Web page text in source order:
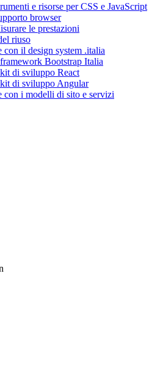
e risorse per CSS e JavaScript
browser
le prestazioni
riuso
con il design system .italia
Bootstrap Italia
di sviluppo React
di sviluppo Angular
con i modelli di sito e servizi